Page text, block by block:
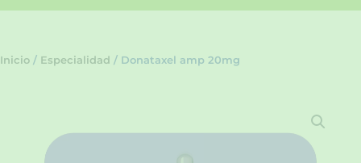
Inicio / Especialidad / Donataxel amp 20mg